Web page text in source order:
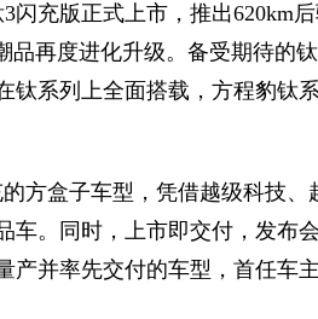
闪充版正式上市，推出620km
品再度进化升级。备受期待的
钛系列上全面搭载，方程豹钛
方盒子车型，凭借越级科技
车。同时，上市即交付，发布
产并率先交付的车型，首任车